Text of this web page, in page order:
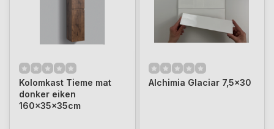
Kolomkast Tieme mat
donker eiken
160x35x35cm
Alchimia Glaciar 7,5x30